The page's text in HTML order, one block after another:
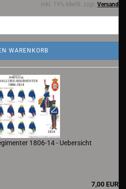
inkl. 19% MwSt. zzgl. Versand
WARENKORB
1806-14 - Uebersicht
7,00 EUR